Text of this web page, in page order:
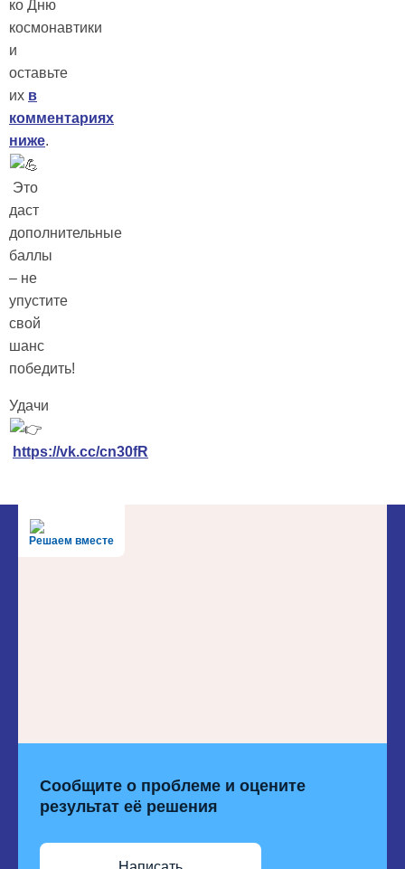
ко Дню
космонавтики
и
оставьте
их в
комментариях
ниже.
Это
даст
дополнительные
баллы
– не
упустите
свой
шанс
победить!
Удачи
https://vk.cc/cn30fR
Решаем вместе
Сообщите о проблеме и оцените
результат её решения